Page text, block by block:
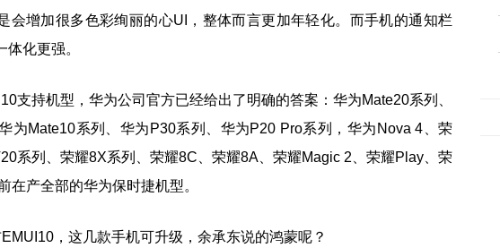
会增加很多色彩绚丽的心UI，整体而言更加年轻化。而手机的通知栏
化更强。
支持机型，华为公司官方已经给出了明确的答案：华为Mate20系列、
为Mate10系列、华为P30系列、华为P20 Pro系列，华为Nova 4、荣
系列、荣耀8X系列、荣耀8C、荣耀8A、荣耀Magic 2、荣耀Play、荣
在产全部的华为保时捷机型。